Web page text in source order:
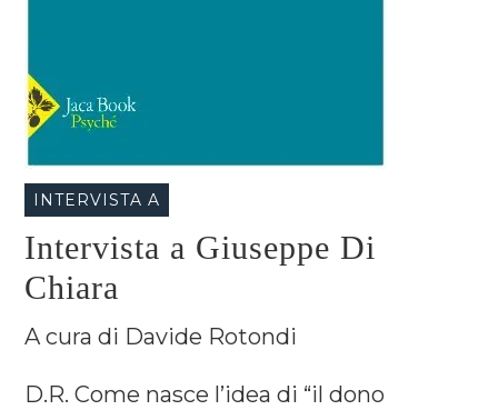
INTERVISTA A
Intervista a Giuseppe Di
Chiara
A cura di Davide Rotondi
D.R.Come nasce l’idea di “il dono